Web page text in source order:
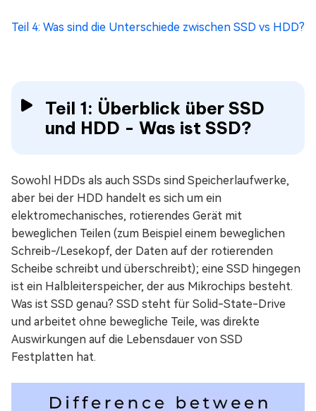
Teil 4: Was sind die Unterschiede zwischen SSD vs HDD?
Teil 1: Überblick über SSD
und HDD - Was ist SSD?
Sowohl HDDs als auch SSDs sind Speicherlaufwerke,
aber bei der HDD handelt es sich um ein
elektromechanisches, rotierendes Gerät mit
beweglichen Teilen (zum Beispiel einem beweglichen
Schreib-/Lesekopf, der Daten auf der rotierenden
Scheibe schreibt und überschreibt); eine SSD hingegen
ist ein Halbleiterspeicher, der aus Mikrochips besteht.
Was ist SSD genau? SSD steht für Solid-State-Drive
und arbeitet ohne bewegliche Teile, was direkte
Auswirkungen auf die Lebensdauer von SSD
Festplatten hat.